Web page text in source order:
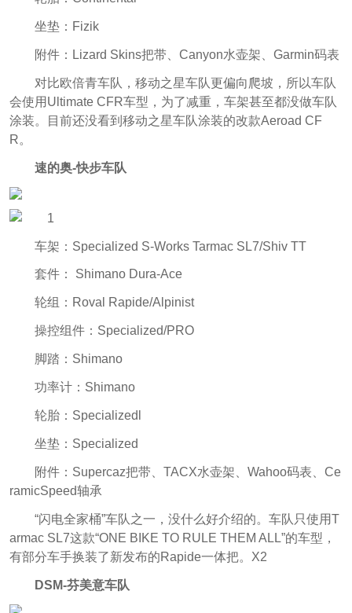
坐垫：Fizik
附件：Lizard Skins把带、Canyon水壶架、Garmin码表
对比欧倍青车队，移动之星车队更偏向爬坡，所以车队
会使用Ultimate CFR车型，为了减重，车架甚至都没做车队
涂装。目前还没看到移动之星车队涂装的改款Aeroad CF
R。
速的奥-快步车队
车架：Specialized S-Works Tarmac SL7/Shiv TT
套件： Shimano Dura-Ace
轮组：Roval Rapide/Alpinist
操控组件：Specialized/PRO
脚踏：Shimano
功率计：Shimano
轮胎：Specializedl
坐垫：Specialized
附件：Supercaz把带、TACX水壶架、Wahoo码表、Ce
ramicSpeed轴承
“闪电全家桶”车队之一，没什么好介绍的。车队只使用T
armac SL7这款“ONE BIKE TO RULE THEM ALL”的车型，
有部分车手换装了新发布的Rapide一体把。X2
DSM-芬美意车队